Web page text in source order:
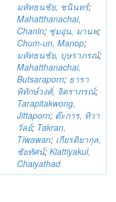
มหัทธนชัย, ชนินทร์;
Mahatthanachai,
Chanin; ชุ่มอุ่น, มานพ;
Chum-un, Manop;
มหัทธนชัย, บุษราภรณ์;
Mahatthanachai,
Butsaraporn; ธารา
พิทักษ์วงศ์, จิตราภรณ์;
Tarapitakwong,
Jittaporn; ต๊ะการ, ทิวา
วัลย์; Takran,
Tiwawan; เกียรติยากุล,
ชัยทัศน์; Kiattiyakul,
Chaiyathad